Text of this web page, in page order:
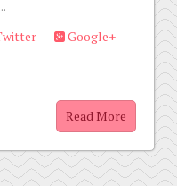
Google+
Read More